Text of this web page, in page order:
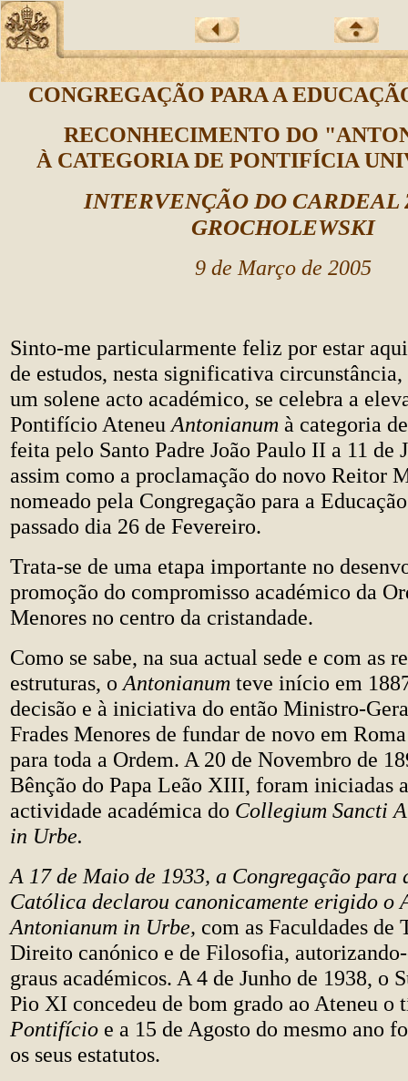
CONGREGAÇÃO PARA A
RECONHECIMENTO DO
À CATEGORIA DE PONTIFÍCIA
INTERVENÇÃO DO CARDEAL
GROCHOLEWSKI
9 de Março de 2005
Sinto-me particularmente feliz por estar
de estudos, nesta significativa
um solene acto académico, se celebra a
Pontifício Ateneu Antonianum à categoria
feita pelo Santo Padre João Paulo II a 11 de
assim como a proclamação do novo Reitor
nomeado pela Congregação para a
passado dia 26 de Fevereiro.
Trata-se de uma etapa importante no
promoção do compromisso académico da
Menores no centro da cristandade.
Como se sabe, na sua actual sede e com as
estruturas, o Antonianum teve início em
decisão e à iniciativa do então Ministro-
Frades Menores de fundar de novo em
para toda a Ordem. A 20 de Novembro de
Bênção do Papa Leão XIII, foram iniciadas
actividade académica do Collegium Sancti
in Urbe.
A 17 de Maio de 1933, a Congregação para
Católica declarou canonicamente erigido o
Antonianum in Urbe, com as Faculdades de
Direito canónico e de Filosofia,
graus académicos. A 4 de Junho de 1938, o
Pio XI concedeu de bom grado ao Ateneu o
Pontifício e a 15 de Agosto do mesmo ano
os seus estatutos.